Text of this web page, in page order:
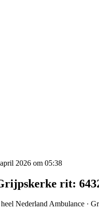
2026 om 05:38
rit:
Nederland Ambulance ·